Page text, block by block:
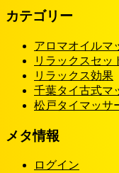
カテゴリー
アロマオイルマ
リラックスセッ
リラックス効果
千葉タイ古式マ
松戸タイマッサ
メタ情報
ログイン